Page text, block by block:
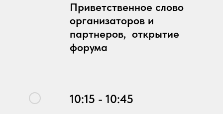
Приветственное слово
организаторов и
партнеров, открытие
форума
10:15 - 10:45